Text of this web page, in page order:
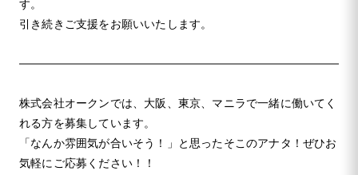
す。
引き続きご支援をお願いいたします。
株式会社オークンでは、大阪、東京、マニラで一緒に働いてく
れる方を募集しています。
「なんか雰囲気が合いそう！」と思ったそこのアナタ！ぜひお
気軽にご応募ください！！